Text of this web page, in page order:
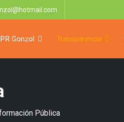
Gonzol Transparencia
Pública